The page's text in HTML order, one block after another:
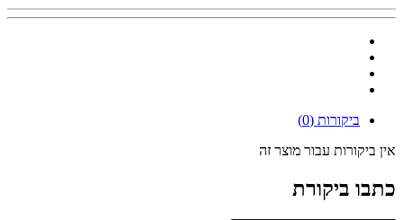
ביקורות (0)
אין ביקורות עבור מוצר זה
כתבו ביקורת